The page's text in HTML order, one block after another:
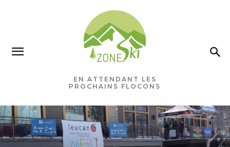
EN ATTENDANT LES
PROCHAINS FLOCONS